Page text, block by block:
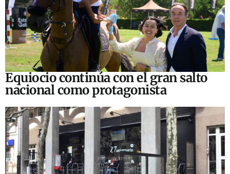
Equiocio continúa con el gran salto
nacional como protagonista